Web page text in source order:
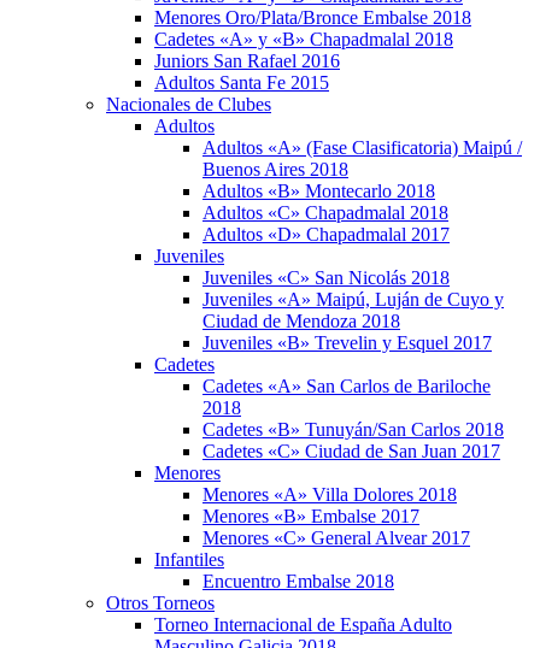
Menores Oro/Plata/Bronce Embalse 2018
Cadetes «A» y «B» Chapadmalal 2018
Juniors San Rafael 2016
Adultos Santa Fe 2015
Nacionales de Clubes
Adultos
Adultos «A» (Fase Clasificatoria) Maipú /
Buenos Aires 2018
Adultos «B» Montecarlo 2018
Adultos «C» Chapadmalal 2018
Adultos «D» Chapadmalal 2017
Juveniles
Juveniles «C» San Nicolás 2018
Juveniles «A» Maipú, Luján de Cuyo y
Ciudad de Mendoza 2018
Juveniles «B» Trevelin y Esquel 2017
Cadetes
Cadetes «A» San Carlos de Bariloche
2018
Cadetes «B» Tunuyán/San Carlos 2018
Cadetes «C» Ciudad de San Juan 2017
Menores
Menores «A» Villa Dolores 2018
Menores «B» Embalse 2017
Menores «C» General Alvear 2017
Infantiles
Encuentro Embalse 2018
Otros Torneos
Torneo Internacional de España Adulto